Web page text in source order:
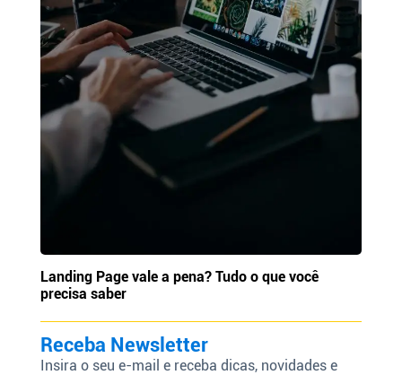
Landing Page vale a pena? Tudo o que você
precisa saber
Receba Newsletter
Insira o seu e-mail e receba dicas, novidades e